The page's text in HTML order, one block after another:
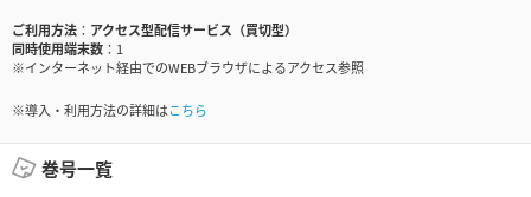
ご利用方法
アクセス型配信サービス（買切型）
同時使用端末数
1
※インターネット経由でのWEBブラウザによるアクセス参照
※導入・利用方法の詳細はこちら
巻号一覧